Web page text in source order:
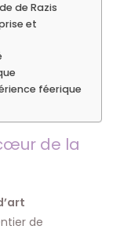
de Razis
et
féerique
de la
de